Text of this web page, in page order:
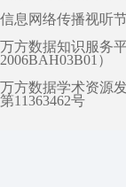
信息网络传播视听
万方数据知识服务
2006BAH03B01）
万方数据学术资源
第11363462号